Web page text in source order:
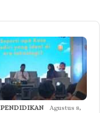
PENDIDIKAN
Agustus 8,